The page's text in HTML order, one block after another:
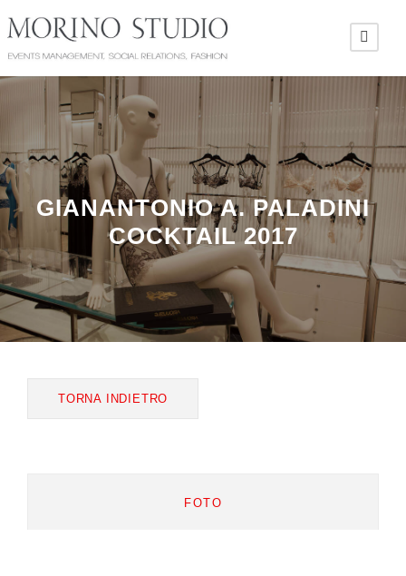
GIANANTONIO A. PALADINI
COCKTAIL 2017
TORNA INDIETRO
FOTO